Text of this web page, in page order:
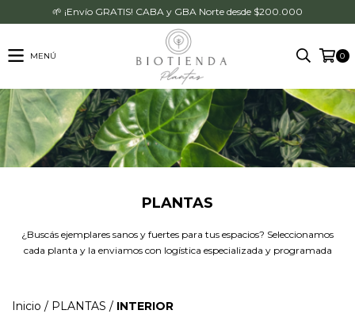
🌱 ¡Envío GRATIS! CABA y GBA Norte desde $200.000
MENÚ 0
PLANTAS
¿Buscás ejemplares sanos y fuertes para tus espacios? Seleccionamos
cada planta y la enviamos con logística especializada y programada
Inicio / PLANTAS / INTERIOR